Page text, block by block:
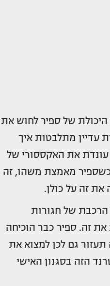
של ספיר לחוש את
עדיין מתלבטות איך
עונדת את האקססורי של
מאמצת משהו, זה
את זה על כולן.
הרכבת של חגורות
זה. ספיר כבר הוכיחה
גם לכן למצוא את
הזה בסגנון האישי